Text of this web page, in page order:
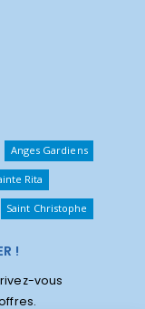
Anges Gardiens
Rita
Saint Christophe
!
vous